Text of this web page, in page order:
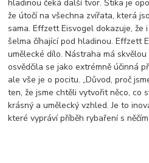
hladinou čeká další tvor. Štika je
že útočí na všechna zvířata, která
sama. Effzett Eisvogel dokazuje, že
šelma číhající pod hladinou. Effzett
umělecké dílo. Nástraha má
osvědčila se jako extrémně účinná
ale vše je o pocitu. „Důvod, proč
ten, že jsme chtěli vytvořit něco, co
krásný a umělecký vzhled. Je to
které vypráví příběh rybaření s